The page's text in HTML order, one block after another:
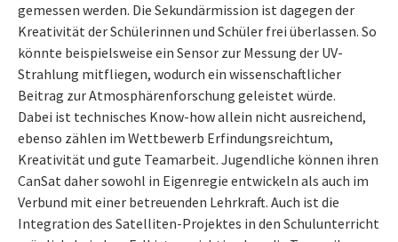
gemessen werden. Die Sekundärmission ist dagegen der
Kreativität der Schülerinnen und Schüler frei überlassen. So
könnte beispielsweise ein Sensor zur Messung der UV-
Strahlung mitfliegen, wodurch ein wissenschaftlicher
Beitrag zur Atmosphärenforschung geleistet würde.
Dabei ist technisches Know-how allein nicht ausreichend,
ebenso zählen im Wettbewerb Erfindungsreichtum,
Kreativität und gute Teamarbeit. Jugendliche können ihren
CanSat daher sowohl in Eigenregie entwickeln als auch im
Verbund mit einer betreuenden Lehrkraft. Auch ist die
Integration des Satelliten-Projektes in den Schulunterricht